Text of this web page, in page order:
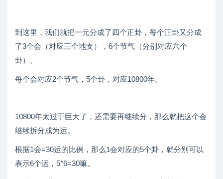
到这里，我们就把一元分成了四个正卦，每个正卦又分成
了3个会（对应三个地支），6个节气（分别对应六个
卦）。
每个会对应2个节气，5个卦，对应10800年。
10800年太过于巨大了，还需要再继续分，那么就把这个会
继续拆分成为运。
根据1会=30运的比例，那么1会对应的5个卦，就分别可以
表示6个运，5*6=30嘛。